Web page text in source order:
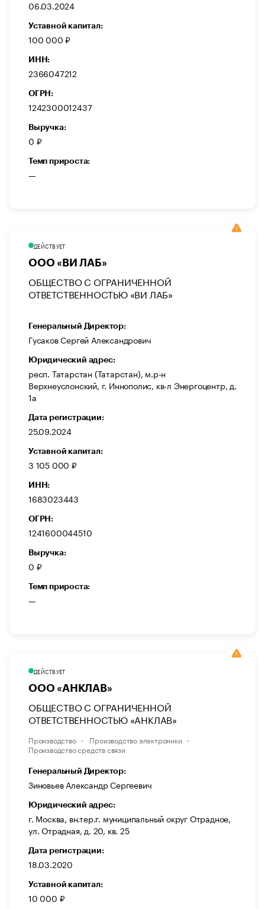
06.03.2024
Уставной капитал:
100 000 ₽
ИНН:
2366047212
ОГРН:
1242300012437
Выручка:
0 ₽
Темп прироста:
—
ДЕЙСТВУЕТ
ООО «ВИ ЛАБ»
ОБЩЕСТВО С ОГРАНИЧЕННОЙ
ОТВЕТСТВЕННОСТЬЮ «ВИ ЛАБ»
Генеральный Директор:
Гусаков Сергей Александрович
Юридический адрес:
респ. Татарстан (Татарстан), м.р-н
Верхнеуслонский, г. Иннополис, кв-л Энергоцентр, д.
1а
Дата регистрации:
25.09.2024
Уставной капитал:
3 105 000 ₽
ИНН:
1683023443
ОГРН:
1241600044510
Выручка:
0 ₽
Темп прироста:
—
ДЕЙСТВУЕТ
ООО «АНКЛАВ»
ОБЩЕСТВО С ОГРАНИЧЕННОЙ
ОТВЕТСТВЕННОСТЬЮ «АНКЛАВ»
Производство
Производство электроники
Производство средств связи
Генеральный Директор:
Зиновьев Александр Сергеевич
Юридический адрес:
г. Москва, вн.тер.г. муниципальный округ Отрадное,
ул. Отрадная, д. 20, кв. 25
Дата регистрации:
18.03.2020
Уставной капитал:
10 000 ₽